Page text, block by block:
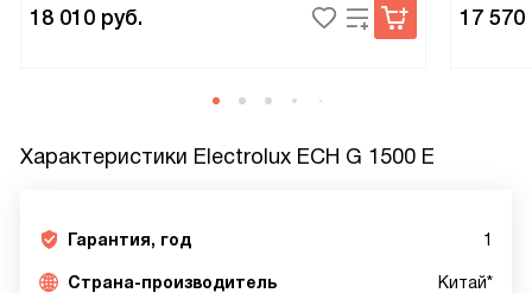
18 010 руб. 17 570
Характеристики Electrolux ECH G 1500 E
Гарантия, год 1
Страна-производитель Китай*